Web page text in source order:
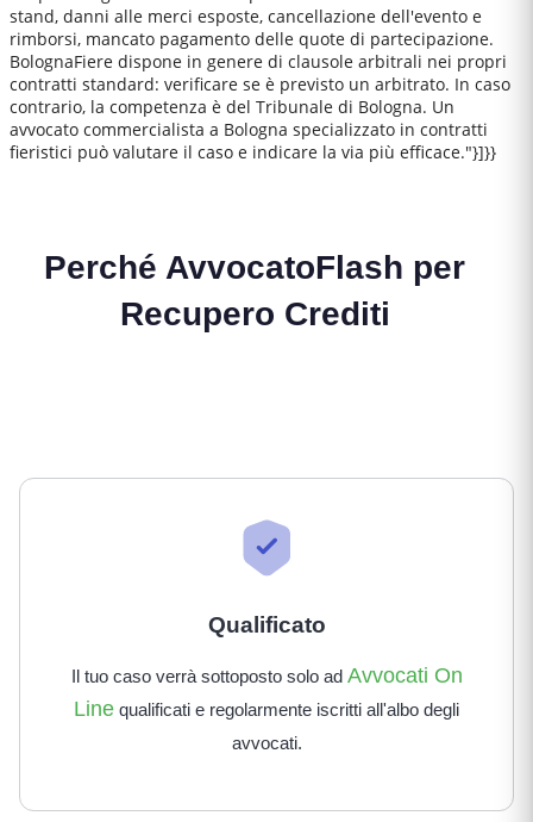
stand, danni alle merci esposte, cancellazione dell'evento e
rimborsi, mancato pagamento delle quote di partecipazione.
BolognaFiere dispone in genere di clausole arbitrali nei propri
contratti standard: verificare se è previsto un arbitrato. In caso
contrario, la competenza è del Tribunale di Bologna. Un
avvocato commercialista a Bologna specializzato in contratti
fieristici può valutare il caso e indicare la via più efficace."}]}}
Perché AvvocatoFlash per
Recupero Crediti
Qualificato
Il tuo caso verrà sottoposto solo ad Avvocati On
Line qualificati e regolarmente iscritti all'albo degli
avvocati.